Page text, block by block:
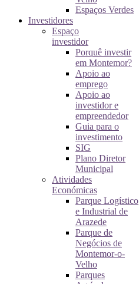
Espaços Verdes
Investidores
Espaço
investidor
Porquê investir
em Montemor?
Apoio ao
emprego
Apoio ao
investidor e
empreendedor
Guia para o
investimento
SIG
Plano Diretor
Municipal
Atividades
Económicas
Parque Logístico
e Industrial de
Arazede
Parque de
Negócios de
Montemor-o-
Velho
Parques